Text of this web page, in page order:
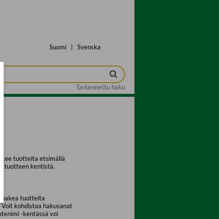
Suomi Svenska
Tarkennettu haku
tuotteita etsimällä
tuotteen kentistä.
hakea tuotteita
kohdistaa hakusanat
-kentässä voi